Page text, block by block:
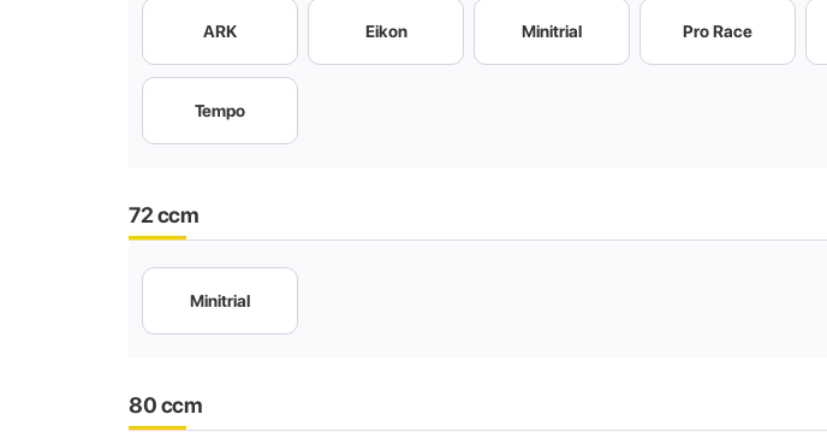
ARK Eikon Minitrial Pro Race
Tempo
72 ccm
Minitrial
80 ccm